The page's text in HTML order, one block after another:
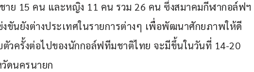
ย 15 คน และหญิง 11 คน รวม 26 คน ซึ่งสมาคมกีฬากอล์ฟฯ
ขันยังต่างประเทศในรายการต่างๆ เพื่อพัฒนาศักยภาพให้ดี
วครั้งต่อไปของนักกอล์ฟทีมชาติไทย จะมีขึ้นในวันที่ 14-20
ดนครนายก